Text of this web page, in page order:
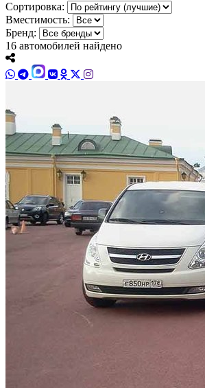
Сортировка:
Вместимость:
Бренд:
16 автомобилей найдено